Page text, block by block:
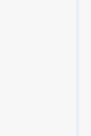
シです。
シです。